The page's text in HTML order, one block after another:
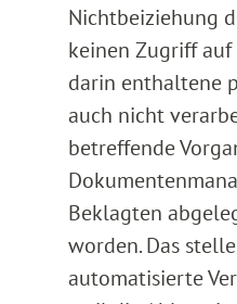
Nichtbeiziehung
keinen Zugriff
darin enthaltene
auch nicht
betreffende
Beklagten
worden. Das
automatisierte